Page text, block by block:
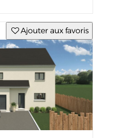
Ajouter aux favoris